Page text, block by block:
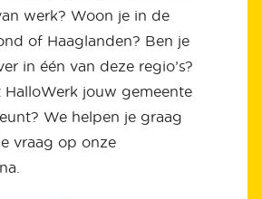
werk? Woon je in de
of Haaglanden? Ben je
in één van deze regio’s?
jouw gemeente
We helpen je graag
vraag op onze